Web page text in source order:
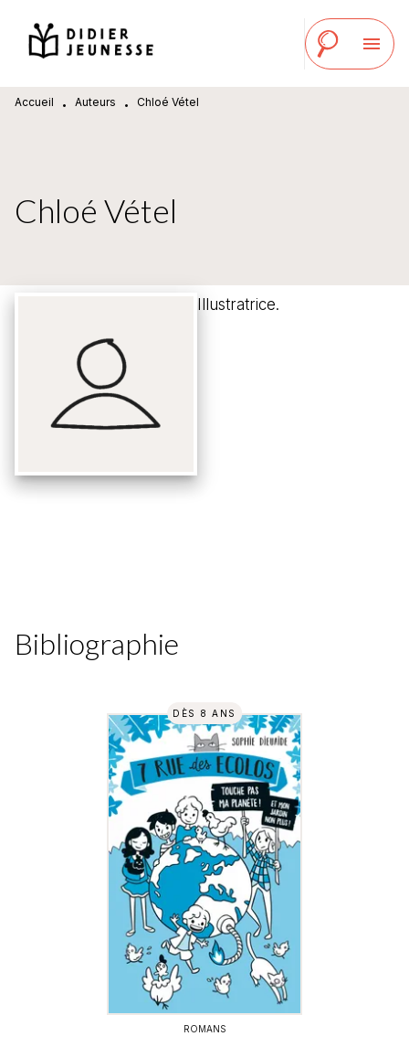
MENU RECHERCHE
PIED DE PAGE
menu
Accueil • Auteurs • Chloé Vétel
Chloé Vétel
Illustratrice.
Bibliographie
DÈS 8 ANS
ROMANS